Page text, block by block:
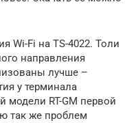
Wi-Fi на TS-4022. Толи
направления
лучше –
у терминала
модели RT-GM первой
так же проблем